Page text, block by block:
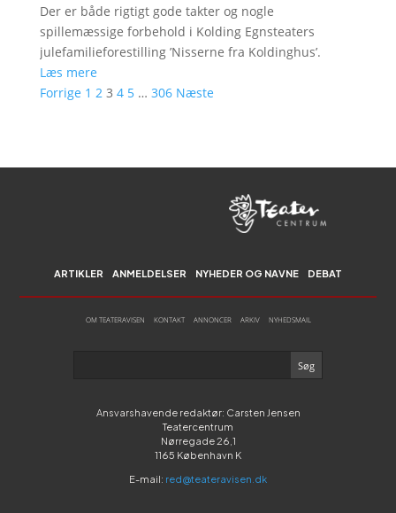
Der er både rigtigt gode takter og nogle
spillemæssige forbehold i Kolding Egnsteaters
julefamilieforestilling ’Nisserne fra Koldinghus’.
Læs mere
Forrige 1 2 3 4 5 … 306 Næste
ARTIKLER ANMELDELSER NYHEDER OG NAVNE DEBAT
OM TEATERAVISEN KONTAKT ANNONCER ARKIV NYHEDSMAIL
Ansvarshavende redaktør: Carsten Jensen
Teatercentrum
Nørregade 26,1
1165 København K
E-mail: red@teateravisen.dk